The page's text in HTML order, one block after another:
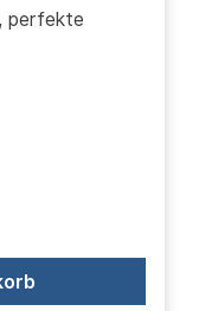
perfekte